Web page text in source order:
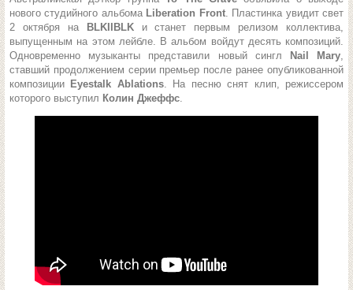
нового студийного альбома Liberation Front. Пластинка увидит свет
2 октября на
BLKIIBLK и станет первым релизом коллектива,
выпущенным на этом лейбле. В альбом войдут десять композиций.
Одновременно музыканты представили новый сингл
Nail Mary,
ставший продолжением серии премьер после ранее опубликованной
композиции Eyestalk Ablations. На песню снят клип, режиссером
которого выступил Колин Джеффс.